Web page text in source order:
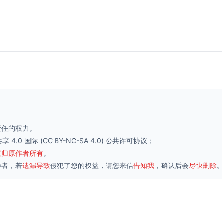
的权力。
享 4.0 国际 (CC BY-NC-SA 4.0) 公共许可协议；
原作者所有。
，若遗漏导致侵犯了您的权益，请您来信告知我 ，确认后会尽快删除